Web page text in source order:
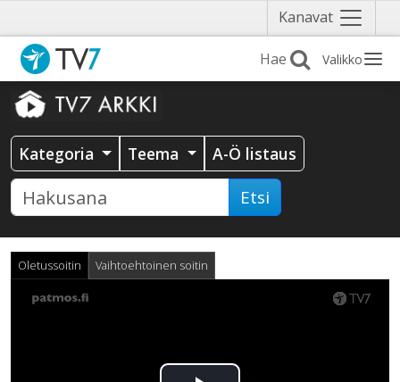
Kanavat Näytä
valikko
Valikko
Kategoria Teema A-Ö listaus
Etsi
Oletussoitin Vaihtoehtoinen soitin